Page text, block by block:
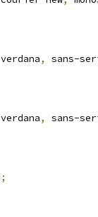
verdana,
sans-
verdana,
sans-
;